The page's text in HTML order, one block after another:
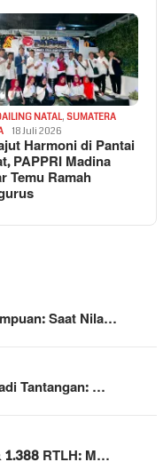
NATAL, SUMATERA
18 Juli 2026
Harmoni di Pantai
PAPPRI Madina
Temu Ramah
Saat Nila…
Tantangan: …
1.388 RTLH: M…